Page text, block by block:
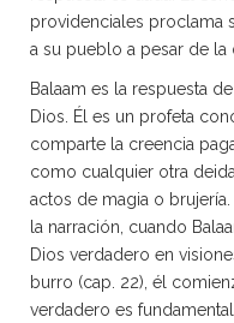
providenciales proclama
a su pueblo a pesar de la
Balaam es la respuesta
Dios. Él es un profeta
comparte la creencia
como cualquier otra
actos de magia o
la narración, cuando
Dios verdadero en
burro (cap. 22), él
verdadero es